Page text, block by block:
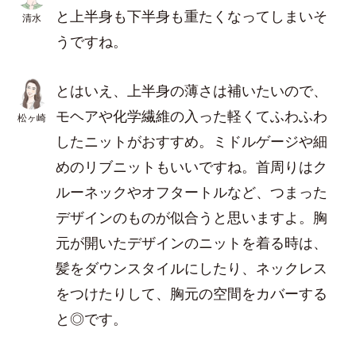
清水
と上半身も下半身も重たくなってしまいそ
うですね。
松ヶ崎
とはいえ、上半身の薄さは補いたいので、
モヘアや化学繊維の入った軽くてふわふわ
したニットがおすすめ。ミドルゲージや細
めのリブニットもいいですね。首周りはク
ルーネックやオフタートルなど、つまった
デザインのものが似合うと思いますよ。胸
元が開いたデザインのニットを着る時は、
髪をダウンスタイルにしたり、ネックレス
をつけたりして、胸元の空間をカバーする
と◎です。